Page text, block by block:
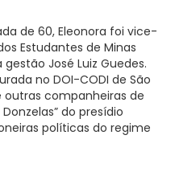
de 60, Eleonora foi vice-
Estudantes de Minas
José Luiz Guedes.
no DOI-CODI de São
outras companheiras de
do presídio
políticas do regime